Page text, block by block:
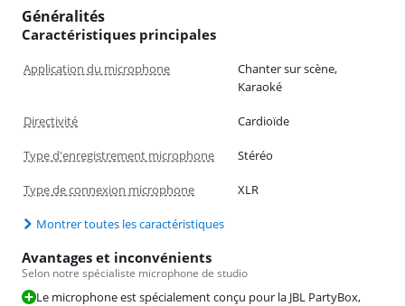
Généralités
Caractéristiques principales
Application du microphone
Chanter sur scène,
Karaoké
Directivité Cardioïde
Type d'enregistrement microphone Stéréo
Type de connexion microphone XLR
Montrer toutes les caractéristiques
Avantages et inconvénients
Selon notre spécialiste microphone de studio
Le microphone est spécialement conçu pour la JBL PartyBox,